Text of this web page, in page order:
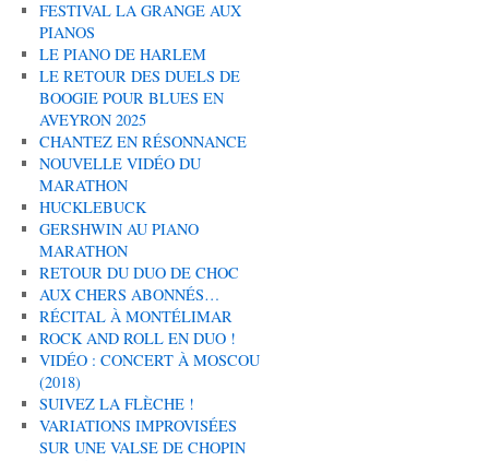
FESTIVAL LA GRANGE AUX
PIANOS
LE PIANO DE HARLEM
LE RETOUR DES DUELS DE
BOOGIE POUR BLUES EN
AVEYRON 2025
CHANTEZ EN RÉSONNANCE
NOUVELLE VIDÉO DU
MARATHON
HUCKLEBUCK
GERSHWIN AU PIANO
MARATHON
RETOUR DU DUO DE CHOC
AUX CHERS ABONNÉS…
RÉCITAL À MONTÉLIMAR
ROCK AND ROLL EN DUO !
VIDÉO : CONCERT À MOSCOU
(2018)
SUIVEZ LA FLÈCHE !
VARIATIONS IMPROVISÉES
SUR UNE VALSE DE CHOPIN